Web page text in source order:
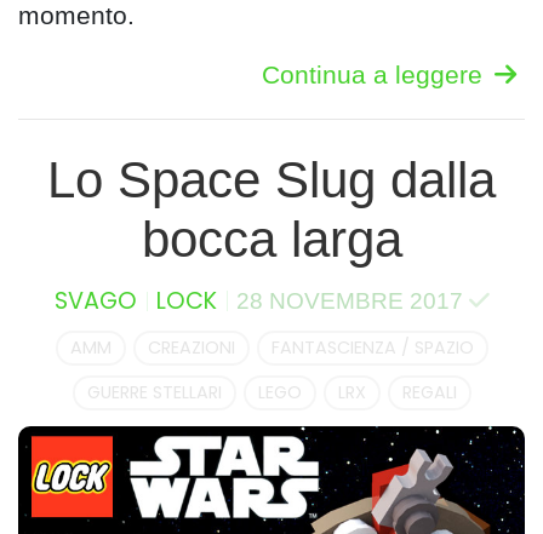
momento.
Continua a leggere
Lo Space Slug dalla
bocca larga
SVAGO LOCK 28 NOVEMBRE 2017
AMM CREAZIONI
FANTASCIENZA / SPAZIO
GUERRE STELLARI
LEGO LRX REGALI